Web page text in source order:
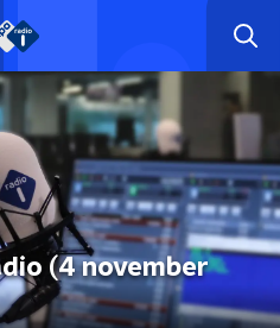
(4 november